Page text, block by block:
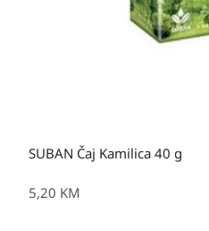
SUBAN Čaj Kamilica 40 g
5,20 KM